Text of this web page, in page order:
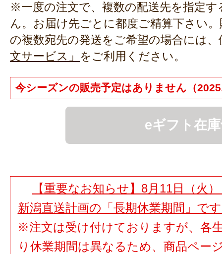
※一度の注文で、複数の配送先を指定
ん。お届け先ごとに都度ご精算下さい
の複数宛先の発送をご希望の場合には、
文サービス」 をご利用ください。
今シーズンの販売予定はありません（
eギフト在
【重要なお知らせ】8月11日（火
新潟直送計画の「長期休業期間」で
※注文は受け付けておりますが、各
り休業期間は異なるため、商品ペー